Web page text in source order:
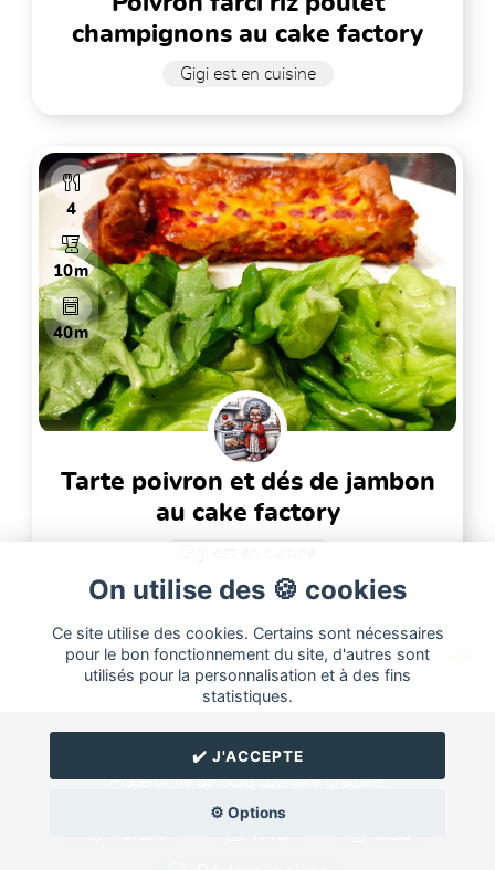
champignons au cake factory
Gigi est en cuisine
4
10m
40m
tarte poivron et dés de jambon
au cake factory
1 2 3 4 5 6 ... 15
On utilise des 🍪 cookies
Ce site utilise des cookies. Certains sont nécessaires
pour le bon fonctionnement du site, d'autres sont
utilisés pour la personnalisation et à des fins
statistiques.
✔️ J'ACCEPTE
⚙️ Options
2015-2026Cuisine
Plateforme de blog culinaire gratuite.